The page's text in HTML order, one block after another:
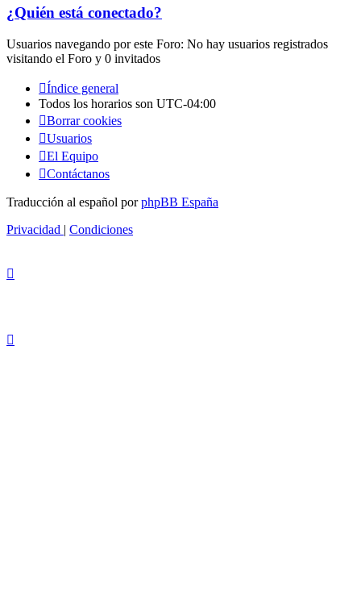
¿Quién está conectado?
Usuarios navegando por este Foro: No hay usuarios registrados
visitando el Foro y 0 invitados
Índice general
Todos los horarios son UTC-04:00
Borrar cookies
Usuarios
El Equipo
Contáctanos
Traducción al español porphpBB España
Privacidad | Condiciones